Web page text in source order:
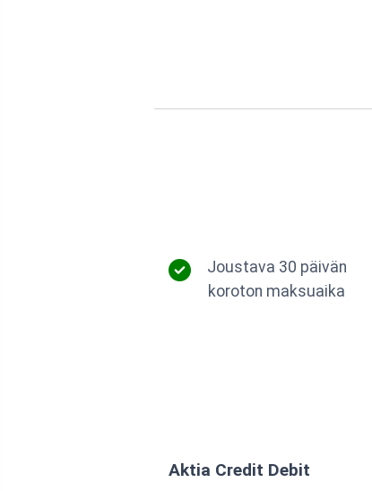
Joustava 30 päivän
koroton maksuaika
Aktia Credit Debit